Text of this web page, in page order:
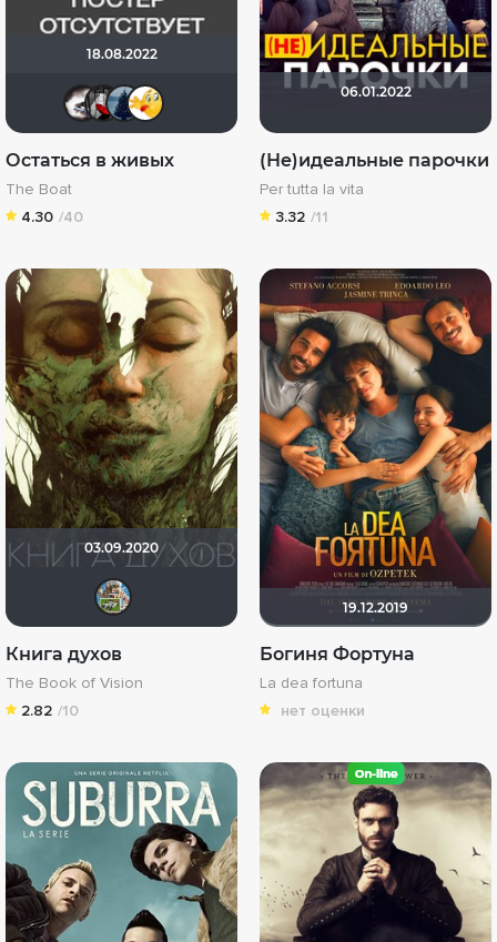
18.08.2022
Мышь Белая
id1565860
Thedenya
Остаться в живых
The Boat
4.30 /40
06.01.2022
(Не)идеальные парочки
Per tutta la vita
3.32 /11
03.09.2020
SergeyVF
Книга духов
The Book of Vision
2.82 /10
19.12.2019
Богиня Фортуна
La dea fortuna
нет оценки